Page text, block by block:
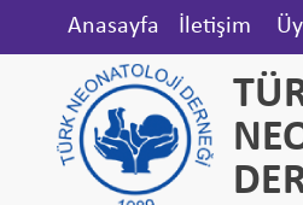
Anasayfa İletişim